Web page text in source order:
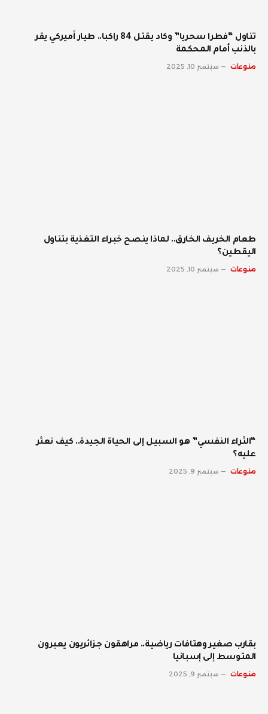
تناول “فطرا سحريا” وكاد يقتل 84 راكبا.. طيار أميركي يقر
بالذنب أمام المحكمة
منوعات سبتمبر 10, 2025
طعام الخريف الخارق.. لماذا ينصح خبراء التغذية بتناول
اليقطين؟
منوعات سبتمبر 10, 2025
“الثراء النفسي” هو السبيل إلى الحياة الجيدة.. كيف نعثر
عليه؟
منوعات سبتمبر 9, 2025
بقارب صغير وهتافات رياضية.. مراهقون جزائريون يعبرون
المتوسط إلى إسبانيا
منوعات سبتمبر 9, 2025